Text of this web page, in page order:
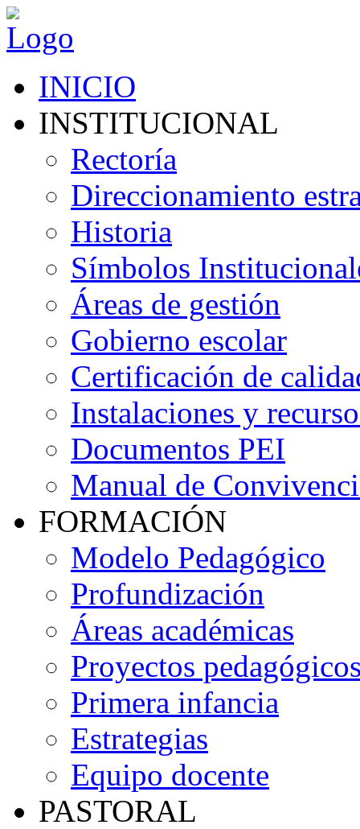
INICIO
INSTITUCIONAL
Rectoría
Direccionamiento
Historia
Símbolos
Áreas de gestión
Gobierno escolar
Certificación de
Instalaciones y
Documentos PEI
Manual de
FORMACIÓN
Modelo Pedagógico
Profundización
Áreas académicas
Proyectos
Primera infancia
Estrategias
Equipo docente
PASTORAL